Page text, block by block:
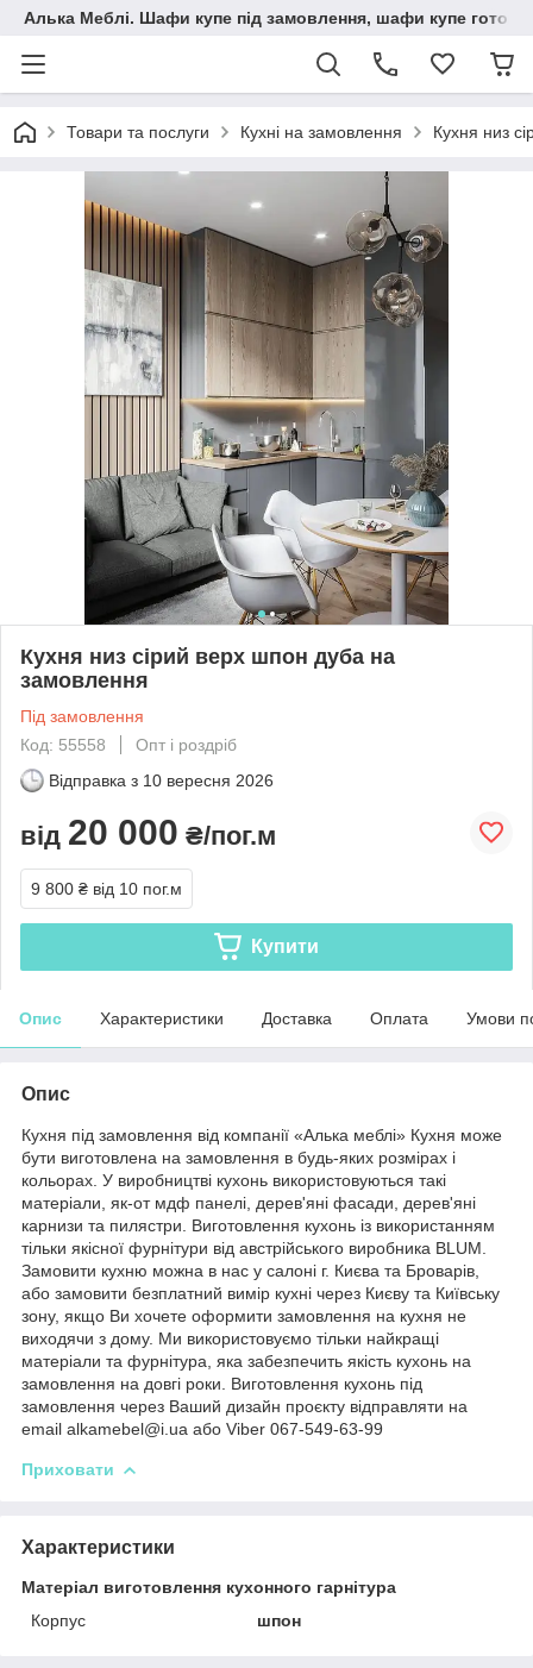
Алька Меблі. Шафи купе під замовлення, шафи купе готові,
Товари та послуги Кухні на замовлення Кухня низ
Кухня низ сірий верх шпон дуба на
замовлення
Під замовлення
Код: 55558
Опт і роздріб
Відправка з 10 вересня 2026
від 20 000 ₴/пог.м
9 800 ₴ від 10 пог.м
Купити
Опис Характеристики Доставка Оплата Умови
Опис
Кухня під замовлення від компанії «Алька меблі» Кухня може
бути виготовлена на замовлення в будь-яких розмірах і
кольорах. У виробництві кухонь використовуються такі
матеріали, як-от мдф панелі, дерев'яні фасади, дерев'яні
карнизи та пилястри. Виготовлення кухонь із використанням
тільки якісної фурнітури від австрійського виробника BLUM.
Замовити кухню можна в нас у салоні г. Києва та Броварів,
або замовити безплатний вимір кухні через Києву та Київську
зону, якщо Ви хочете оформити замовлення на кухня не
виходячи з дому. Ми використовуємо тільки найкращі
матеріали та фурнітура, яка забезпечить якість кухонь на
замовлення на довгі роки. Виготовлення кухонь під
замовлення через Ваший дизайн проєкту відправляти на
email alkamebel@i.ua або Viber 067-549-63-99
Приховати
Характеристики
Матеріал виготовлення кухонного гарнітура
Корпус
шпон